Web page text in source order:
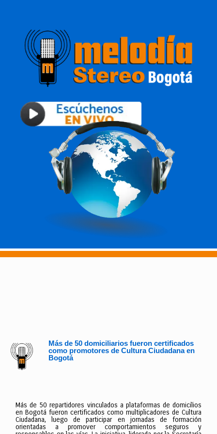
Más de 50 domiciliarios fueron certificados
como promotores de Cultura Ciudadana en
Bogotá
Más de 50 repartidores vinculados a plataformas de domicilios
en Bogotá fueron certificados como multiplicadores de Cultura
Ciudadana, luego de participar en jornadas de formación
orientadas a promover comportamientos seguros y